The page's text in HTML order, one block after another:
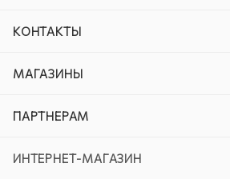
КОНТАКТЫ
МАГАЗИНЫ
ПАРТНЕРАМ
ИНТЕРНЕТ-МАГАЗИН